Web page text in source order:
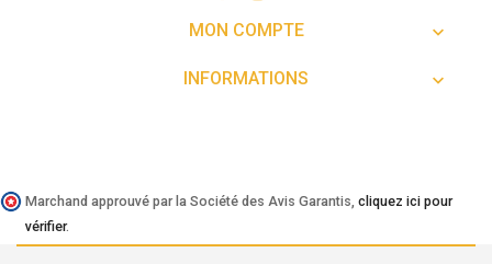
MON COMPTE 
INFORMATIONS 
Marchand approuvé par la Société des Avis Garantis, cliquez ici pour
vérifier.